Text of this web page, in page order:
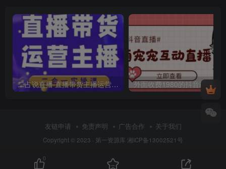
二占说直播·直播带货主播运营课程，主播运营二合一实操课
友链申请 免责声明 广告合作 关于我们
Copyright © 2023 · 第一资源库 湘ICP备13002521号
0